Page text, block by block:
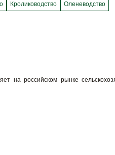
Кролиководство Оленеводство
на российском рынке